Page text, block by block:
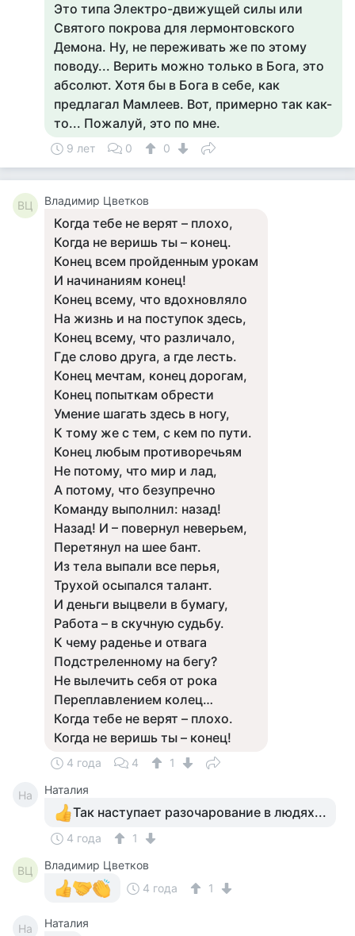
Это типа Электро-движущей силы или
Святого покрова для лермонтовского
Демона. Ну, не переживать же по этому
поводу... Верить можно только в Бога, это
абсолют. Хотя бы в Бога в себе, как
предлагал Мамлеев. Вот, примерно так как-
то... Пожалуй, это по мне.
9 лет 0 0
ВЦ Владимир Цветков
Когда тебе не верят – плохо,
Когда не веришь ты – конец.
Конец всем пройденным урокам
И начинаниям конец!
Конец всему, что вдохновляло
На жизнь и на поступок здесь,
Конец всему, что различало,
Где слово друга, а где лесть.
Конец мечтам, конец дорогам,
Конец попыткам обрести
Умение шагать здесь в ногу,
К тому же с тем, с кем по пути.
Конец любым противоречьям
Не потому, что мир и лад,
А потому, что безупречно
Команду выполнил: назад!
Назад! И – повернул неверьем,
Перетянул на шее бант.
Из тела выпали все перья,
Трухой осыпался талант.
И деньги выцвели в бумагу,
Работа – в скучную судьбу.
К чему раденье и отвага
Подстреленному на бегу?
Не вылечить себя от рока
Переплавлением колец…
Когда тебе не верят – плохо.
Когда не веришь ты – конец!
4 года 4 1
На Наталия
Так наступает разочарование в людях...
4 года 1
ВЦ
Владимир Цветков
4 года
1
На Наталия